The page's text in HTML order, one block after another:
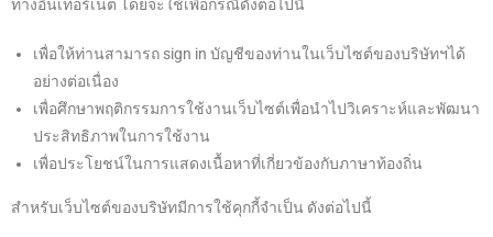
ทางอินเทอร์เน็ต โดยจะใช้เพื่อกรณีดังต่อไปนี้
เพื่อให้ท่านสามารถ sign in บัญชีของท่านในเว็บไซต์ของบริษัทฯได้
อย่างต่อเนื่อง
เพื่อศึกษาพฤติกรรมการใช้งานเว็บไซต์เพื่อนำไปวิเคราะห์และพัฒนา
ประสิทธิภาพในการใช้งาน
เพื่อประโยชน์ในการแสดงเนื้อหาที่เกี่ยวข้องกับภาษาท้องถิ่น
สำหรับเว็บไซต์ของบริษัทมีการใช้คุกกี้จำเป็น ดังต่อไปนี้